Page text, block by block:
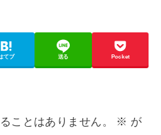
てブ 送る Pocket
ことはありません。 ※ が